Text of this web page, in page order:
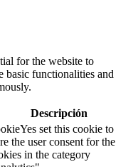
for the website to
basic functionalities and
Descripción
set this cookie to
the user consent for the
in the category